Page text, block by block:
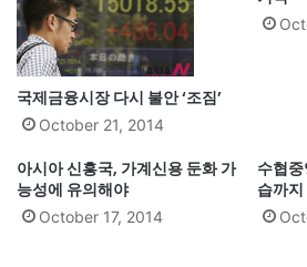
국제금융시장 다시 불안 ‘조짐’
October 21, 2014
아시아 신흥국, 가계신용 둔화 가
능성에 유의해야
October 17, 2014
수협
습까지